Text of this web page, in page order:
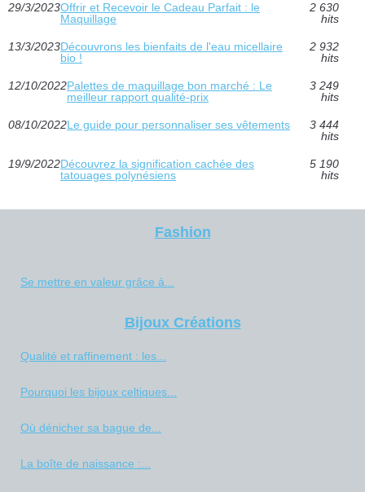
29/3/2023Offrir et Recevoir le Cadeau Parfait : le
Maquillage
2 630
hits
13/3/2023Découvrons les bienfaits de l'eau micellaire
bio !
2 932
hits
12/10/2022Palettes de maquillage bon marché : Le
meilleur rapport qualité-prix
3 249
hits
08/10/2022Le guide pour personnaliser ses vêtements
3 444
hits
19/9/2022Découvrez la signification cachée des
tatouages polynésiens
5 190
hits
Fashion
Se mettre en valeur grâce à...
Bijoux Créations
Qualité et raffinement : les...
Pourquoi les bijoux celtiques...
Où dénicher sa bague de...
La boîte de naissance :...